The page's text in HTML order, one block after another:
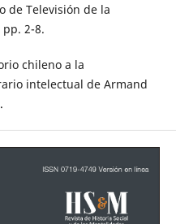
de Televisión de la
2-8.
chileno a la
intelectual de Armand